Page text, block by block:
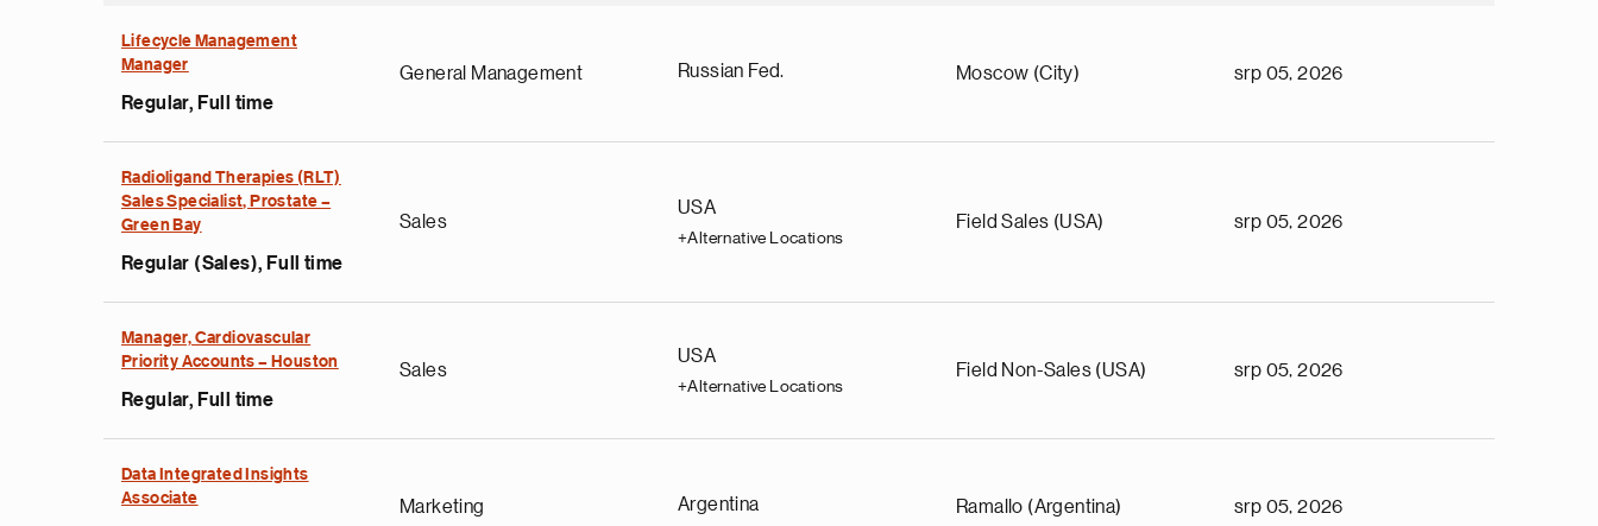
Lifecycle Management
Manager
Regular, Full time
General Management Russian Fed. Moscow (City) srp 05, 2026
Radioligand Therapies (RLT)
Sales Specialist, Prostate –
Green Bay
Regular (Sales), Full time
Sales
USA
+Alternative Locations
Field Sales (USA) srp 05, 2026
Manager, Cardiovascular
Priority Accounts – Houston
Regular, Full time
Sales
USA
+Alternative Locations
Field Non-Sales (USA) srp 05, 2026
Data Integrated Insights
Associate
Marketing Argentina Ramallo (Argentina) srp 05, 2026